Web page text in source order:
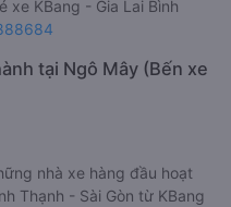
xe KBang - Gia Lai Bình
tại Ngô Mây (Bến xe
nhà xe hàng đầu hoạt
Thạnh - Sài Gòn từ KBang